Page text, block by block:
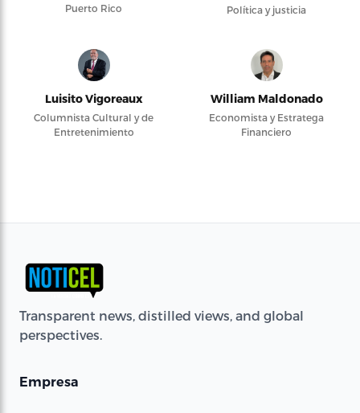
Puerto Rico
Política y justicia
Luisito Vigoreaux
Columnista Cultural y de
Entretenimiento
William Maldonado
Economista y Estratega
Financiero
Transparent news, distilled views, and global
perspectives.
Empresa